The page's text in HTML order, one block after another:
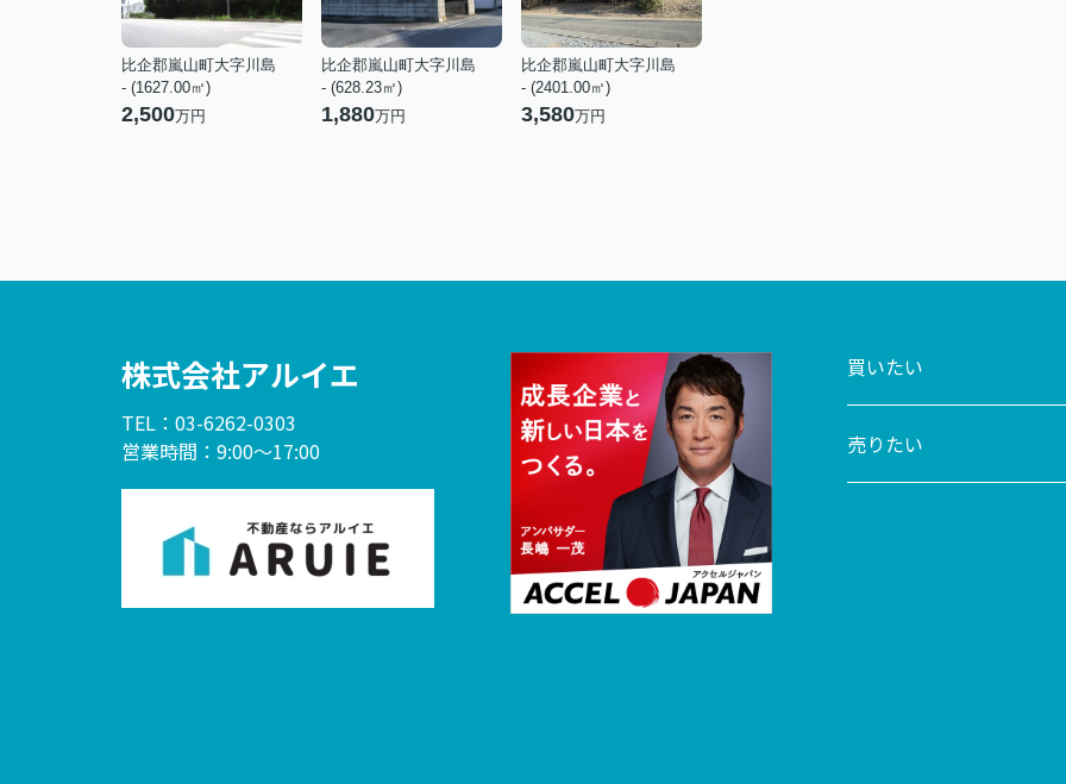
比企郡嵐山町大字川島
- (1627.00㎡)
2,500万円
比企郡嵐山町大字川島
- (628.23㎡)
1,880万円
比企郡嵐山町大字川島
- (2401.00㎡)
3,580万円
株式会社アルイエ
TEL：03-6262-0303
営業時間：9:00～17:00
買いたい
売りたい